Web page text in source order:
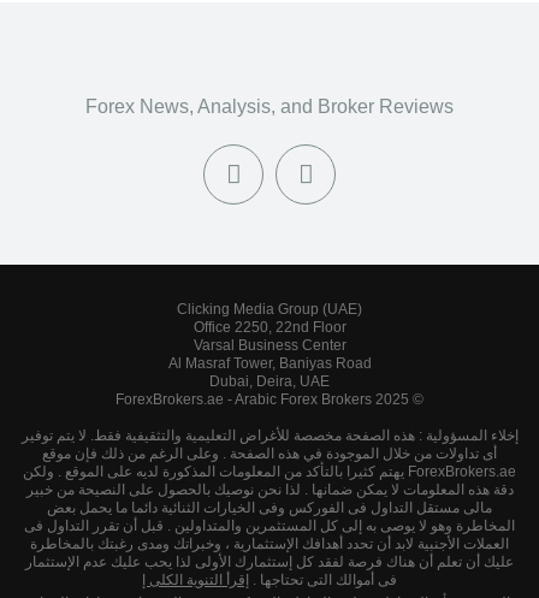
Forex News, Analysis, and Broker Reviews
Clicking Media Group (UAE)
Office 2250, 22nd Floor
Varsal Business Center
Al Masraf Tower, Baniyas Road
Dubai, Deira, UAE
© 2025 ForexBrokers.ae - Arabic Forex Brokers
إخلاء المسؤولية : هذه الصفحة مخصصة للأغراض التعليمية والتثقيفية فقط. لا يتم توفير
أى تداولات من خلال الموجودة في هذه الصفحة . وعلى الرغم من ذلك فإن موقع
ForexBrokers.ae يهتم كثيرا بالتأكد من المعلومات المذكورة لديه على الموقع . ولكن
دقة هذه المعلومات لا يمكن ضمانها . لذا نحن نوصيك بالحصول على النصيحة من خبير
مالى مستقل التداول فى الفوركس وفى الخيارات الثنائية دائما ما يحمل بعض
المخاطرة وهو لا يوصى به إلى كل المستثمرين والمتداولين . قبل أن تقرر التداول فى
العملات الأجنبية لابد أن تحدد أهدافك الإستثمارية ، وخبراتك ومدى رغبتك بالمخاطرة
عليك أن تعلم أن هناك فرصة لفقد كل إستثمارك الأولى لذا يحب عليك عدم الإستثمار
فى أموالك التى تحتاجها . إقرأ التنوية الكلى إ